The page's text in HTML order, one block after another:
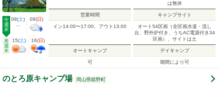
今
週
末
08(土)
---
09(日)
来
週
末
15(土) 16(日)
は無休
営業時間
イン14:00〜17:00、アウト13:00
キャンプサイト
オート54区画（全区画水道・流し
台、野外炉付き、うちAC電源付き34
区画）、サイトは土
オートキャンプ
可
デイキャンプ
期間により可
のとろ原キャンプ場 岡山県鏡野町